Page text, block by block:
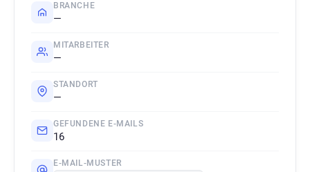
BRANCHE
—
MITARBEITER
—
STANDORT
—
GEFUNDENE E-MAILS
16
E-MAIL-MUSTER